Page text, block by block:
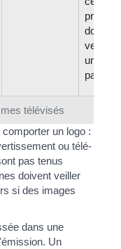
télévisés
doit être
un code
parental
un logo :
ou télé-
pas tenus
doivent veiller
si des images
dans une
Un